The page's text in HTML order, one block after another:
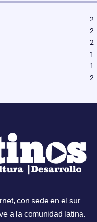
2
2
2
1
1
2
con sede en el sur
a la comunidad latina.